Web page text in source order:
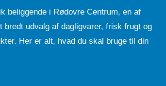
beliggende i Rødovre Centrum, en af
udvalg af dagligvarer, frisk frugt og
Her er alt, hvad du skal bruge til din